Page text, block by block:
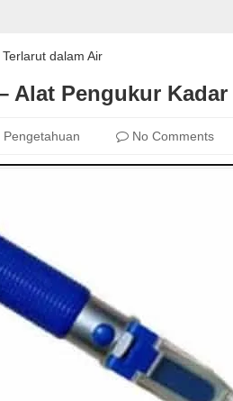
dalam Air
Alat Pengukur
Pengetahuan No Comments